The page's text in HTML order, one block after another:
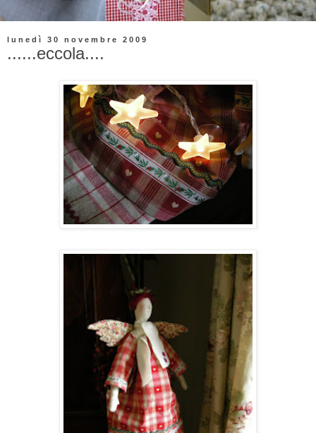
lunedì 30 novembre 2009
......eccola....